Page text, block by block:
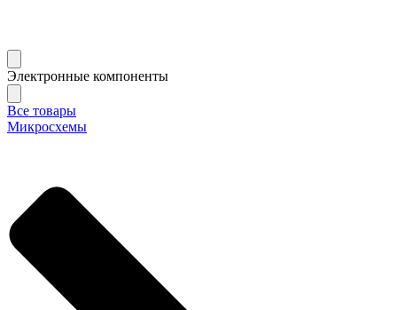
Электронные компоненты
Все товары
Микросхемы